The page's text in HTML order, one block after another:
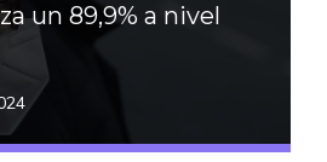
un 89,9% a nivel